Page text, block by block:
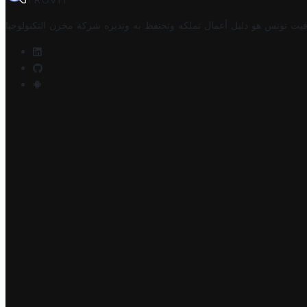
تونس هو دليل أعمال تملكه وتحتفظ به وتديره شركة مخزن التكنولوجيا